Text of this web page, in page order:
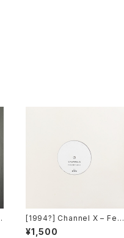
[1994?] Channel X – Feel
My Love [WL Records]
¥1,500